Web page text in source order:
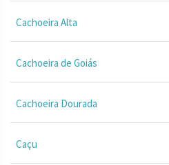
Cachoeira Alta
Cachoeira de Goiás
Cachoeira Dourada
Caçu